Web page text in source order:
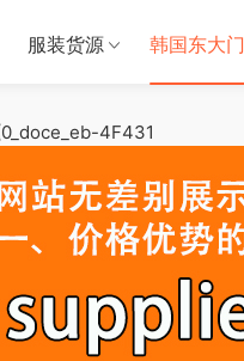
服装货源 韩国东大门
4F431